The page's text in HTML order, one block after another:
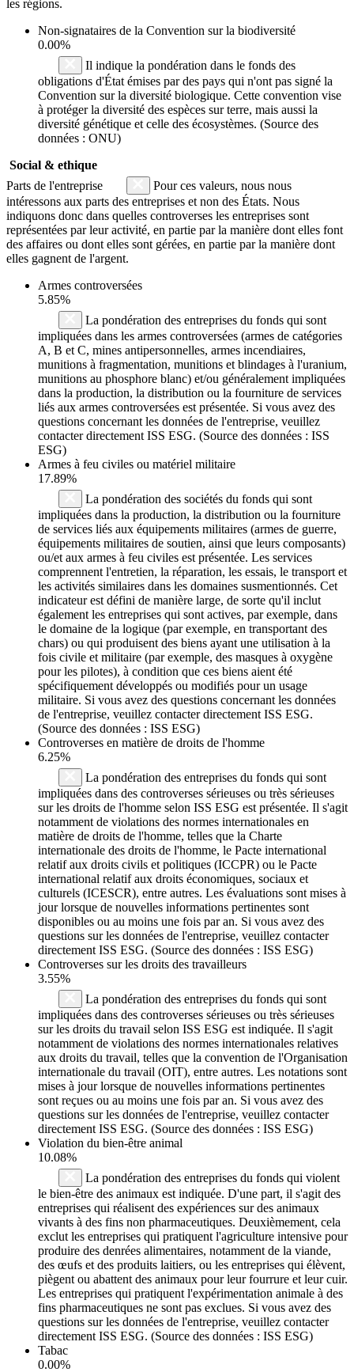
les régions.
Non-signataires de la Convention sur la biodiversité
0.00%
Il indique la pondération dans le fonds des
obligations d'État émises par des pays qui n'ont pas signé la
Convention sur la diversité biologique. Cette convention vise
à protéger la diversité des espèces sur terre, mais aussi la
diversité génétique et celle des écosystèmes. (Source des
données : ONU)
Social & ethique
Parts de l'entreprise
Pour ces valeurs, nous nous
intéressons aux parts des entreprises et non des États. Nous
indiquons donc dans quelles controverses les entreprises sont
représentées par leur activité, en partie par la manière dont elles font
des affaires ou dont elles sont gérées, en partie par la manière dont
elles gagnent de l'argent.
Armes controversées
5.85%
La pondération des entreprises du fonds qui sont
impliquées dans les armes controversées (armes de catégories
A, B et C, mines antipersonnelles, armes incendiaires,
munitions à fragmentation, munitions et blindages à l'uranium,
munitions au phosphore blanc) et/ou généralement impliquées
dans la production, la distribution ou la fourniture de services
liés aux armes controversées est présentée. Si vous avez des
questions concernant les données de l'entreprise, veuillez
contacter directement ISS ESG. (Source des données : ISS
ESG)
Armes à feu civiles ou matériel militaire
17.89%
La pondération des sociétés du fonds qui sont
impliquées dans la production, la distribution ou la fourniture
de services liés aux équipements militaires (armes de guerre,
équipements militaires de soutien, ainsi que leurs composants)
ou/et aux armes à feu civiles est présentée. Les services
comprennent l'entretien, la réparation, les essais, le transport et
les activités similaires dans les domaines susmentionnés. Cet
indicateur est défini de manière large, de sorte qu'il inclut
également les entreprises qui sont actives, par exemple, dans
le domaine de la logique (par exemple, en transportant des
chars) ou qui produisent des biens ayant une utilisation à la
fois civile et militaire (par exemple, des masques à oxygène
pour les pilotes), à condition que ces biens aient été
spécifiquement développés ou modifiés pour un usage
militaire. Si vous avez des questions concernant les données
de l'entreprise, veuillez contacter directement ISS ESG.
(Source des données : ISS ESG)
Controverses en matière de droits de l'homme
6.25%
La pondération des entreprises du fonds qui sont
impliquées dans des controverses sérieuses ou très sérieuses
sur les droits de l'homme selon ISS ESG est présentée. Il s'agit
notamment de violations des normes internationales en
matière de droits de l'homme, telles que la Charte
internationale des droits de l'homme, le Pacte international
relatif aux droits civils et politiques (ICCPR) ou le Pacte
international relatif aux droits économiques, sociaux et
culturels (ICESCR), entre autres. Les évaluations sont mises à
jour lorsque de nouvelles informations pertinentes sont
disponibles ou au moins une fois par an. Si vous avez des
questions sur les données de l'entreprise, veuillez contacter
directement ISS ESG. (Source des données : ISS ESG)
Controverses sur les droits des travailleurs
3.55%
La pondération des entreprises du fonds qui sont
impliquées dans des controverses sérieuses ou très sérieuses
sur les droits du travail selon ISS ESG est indiquée. Il s'agit
notamment de violations des normes internationales relatives
aux droits du travail, telles que la convention de l'Organisation
internationale du travail (OIT), entre autres. Les notations sont
mises à jour lorsque de nouvelles informations pertinentes
sont reçues ou au moins une fois par an. Si vous avez des
questions sur les données de l'entreprise, veuillez contacter
directement ISS ESG. (Source des données : ISS ESG)
Violation du bien-être animal
10.08%
La pondération des entreprises du fonds qui violent
le bien-être des animaux est indiquée. D'une part, il s'agit des
entreprises qui réalisent des expériences sur des animaux
vivants à des fins non pharmaceutiques. Deuxièmement, cela
exclut les entreprises qui pratiquent l'agriculture intensive pour
produire des denrées alimentaires, notamment de la viande,
des œufs et des produits laitiers, ou les entreprises qui élèvent,
piègent ou abattent des animaux pour leur fourrure et leur cuir.
Les entreprises qui pratiquent l'expérimentation animale à des
fins pharmaceutiques ne sont pas exclues. Si vous avez des
questions sur les données de l'entreprise, veuillez contacter
directement ISS ESG. (Source des données : ISS ESG)
Tabac
0.00%